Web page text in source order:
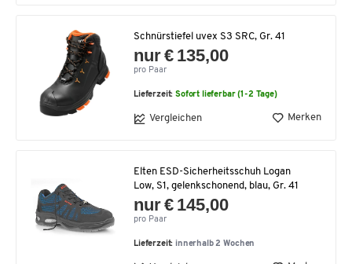
Schnürstiefel uvex S3 SRC, Gr. 41
nur € 135,00
pro Paar
Lieferzeit:Sofort lieferbar (1-2 Tage)
Vergleichen Merken
Elten ESD-Sicherheitsschuh Logan
Low, S1, gelenkschonend, blau, Gr. 41
nur € 145,00
pro Paar
Lieferzeit: innerhalb 2 Wochen